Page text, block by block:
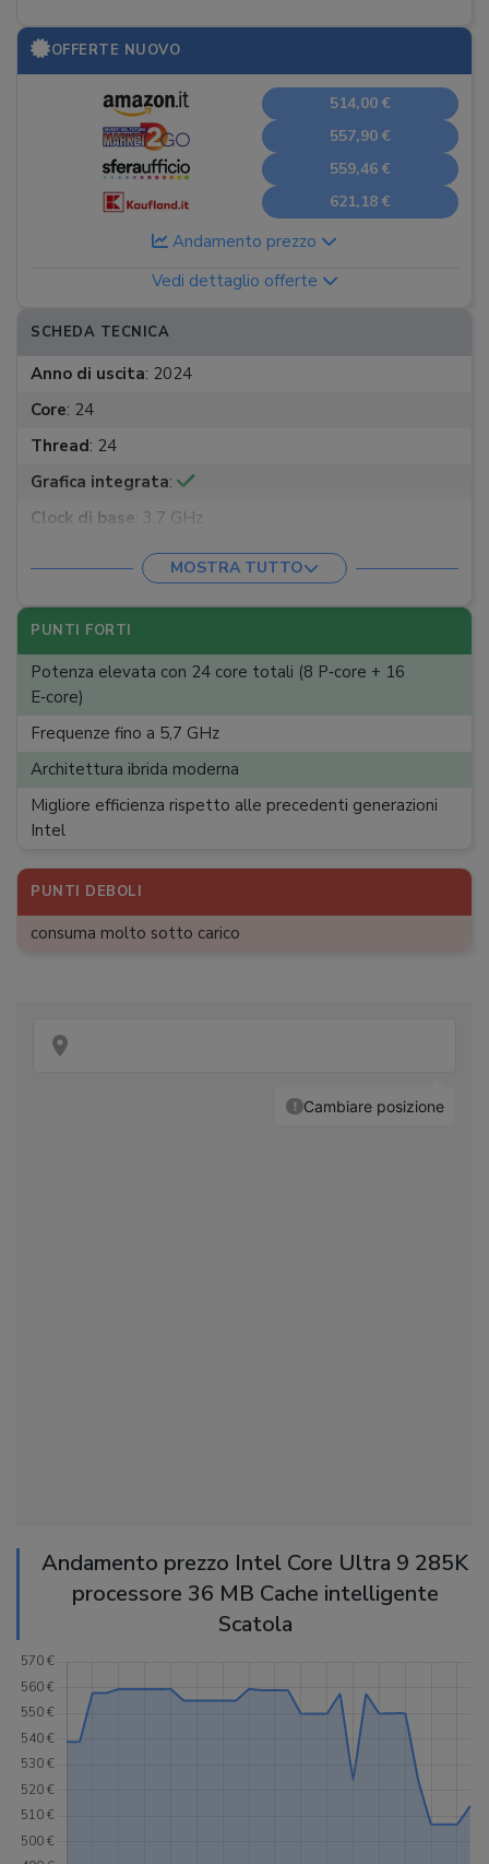
OFFERTE NUOVO
514,00 €
557,90 €
559,46 €
621,18 €
Andamento prezzo
Vedi dettaglio offerte
SCHEDA TECNICA
Anno di uscita: 2024
Core: 24
Thread: 24
Grafica integrata:
Clock di base: 3,7 GHz
Clock massimo:5,7 GHz
Memoria massima:256 GB
TDP:125 W
Dissipatore incluso
MOSTRA TUTTO
PUNTI FORTI
Potenza elevata con 24 core totali (8 P‑core + 16
E‑core)
Frequenze fino a 5,7 GHz
Architettura ibrida moderna
Migliore efficienza rispetto alle precedenti generazioni
Intel
PUNTI DEBOLI
consuma molto sotto carico
Andamento prezzo Intel Core Ultra 9 285K
processore 36 MB Cache intelligente
Scatola